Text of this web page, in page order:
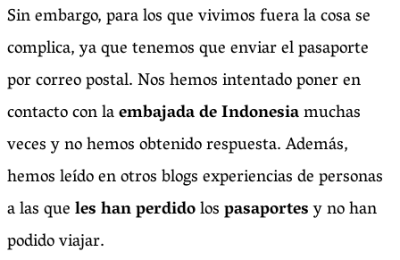
Sin embargo, para los que vivimos fuera la cosa se
complica, ya que tenemos que enviar el pasaporte
por correo postal. Nos hemos intentado poner en
contacto con laembajada de Indonesiamuchas
veces y no hemos obtenido respuesta. Además,
hemos leído en otros blogs experiencias de personas
a las queles han perdidolospasaportesy no han
podido viajar.